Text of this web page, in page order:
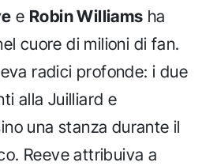
e Robin Williams ha
cuore di milioni di fan.
radici profonde: i due
alla Juilliard e
una stanza durante il
Reeve attribuiva a